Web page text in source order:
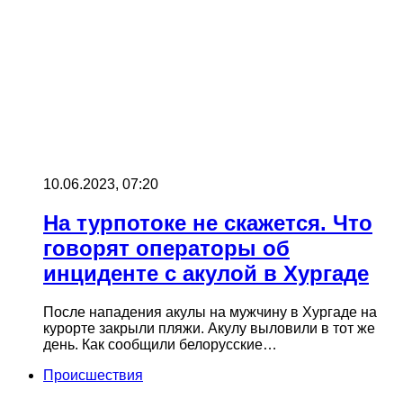
10.06.2023, 07:20
На турпотоке не скажется. Что
говорят операторы об
инциденте с акулой в Хургаде
После нападения акулы на мужчину в Хургаде на
курорте закрыли пляжи. Акулу выловили в тот же
день. Как сообщили белорусские…
Происшествия